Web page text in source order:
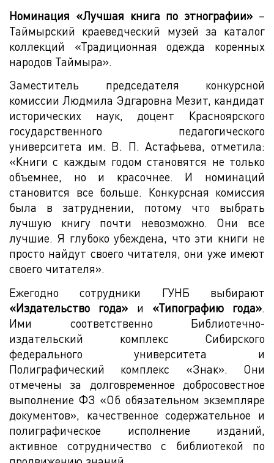
Номинация «Лучшая книга по этнографии»–
Таймырский краеведческий музей за каталог
коллекций «Традиционная одежда коренных
народов Таймыра».
Заместитель председателя конкурсной
комиссии Людмила Эдгаровна Мезит, кандидат
исторических наук, доцент Красноярского
государственного педагогического
университета им. В. П. Астафьева, отметила:
«Книги с каждым годом становятся не только
объемнее, но и красочнее. И номинаций
становится все больше. Конкурсная комиссия
была в затруднении, потому что выбрать
лучшую книгу почти невозможно. Они все
лучшие. Я глубоко убеждена, что эти книги не
просто найдут своего читателя, они уже имеют
своего читателя».
Ежегодно сотрудники ГУНБ выбирают
«Издательство года»и «Типографию года».
Ими соответственно Библиотечно-
издательский комплекс Сибирского
федерального университета и
Полиграфический комплекс «Знак». Они
отмечены за долговременное добросовестное
выполнение ФЗ «Об обязательном экземпляре
документов», качественное содержательное и
полиграфическое исполнение изданий,
активное сотрудничество с библиотекой по